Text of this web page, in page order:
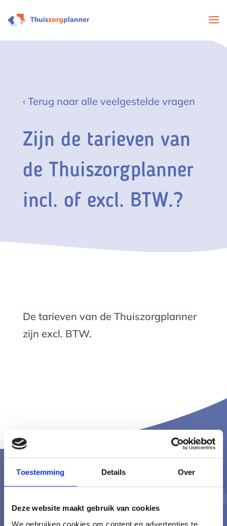
Toestemming Details Over
Deze website maakt gebruik van cookies
We gebruiken cookies om content en advertenties te
‹ Terug naar alle veelgestelde vragen
Zijn de tarieven van
de Thuiszorgplanner
incl. of excl. BTW.?
De tarieven van de Thuiszorgplanner
zijn excl. BTW.
De toekomst in met
jouw zorginstelling?